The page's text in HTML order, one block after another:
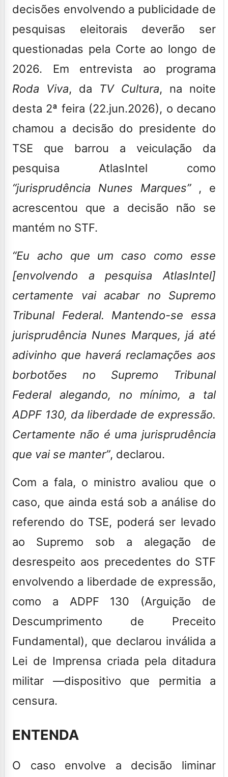
decisões envolvendo a publicidade de
pesquisas eleitorais deverão ser
questionadas pela Corte ao longo de
2026. Em entrevista ao programa
Roda Viva, da TV Cultura, na noite
desta 2ª feira (22.jun.2026), o decano
chamou a decisão do presidente do
TSE que barrou a veiculação da
pesquisa AtlasIntel como
“jurisprudência Nunes Marques”, e
acrescentou que a decisão não se
mantém no STF.
“Eu acho que um caso como esse
[envolvendo a pesquisa AtlasIntel]
certamente vai acabar no Supremo
Tribunal Federal. Mantendo-se essa
jurisprudência Nunes Marques, já até
adivinho que haverá reclamações aos
borbotões no Supremo Tribunal
Federal alegando, no mínimo, a tal
ADPF 130, da liberdade de expressão.
Certamente não é uma jurisprudência
que vai se manter”, declarou.
Com a fala, o ministro avaliou que o
caso, que ainda está sob a análise do
referendo do TSE, poderá ser levado
ao Supremo sob a alegação de
desrespeito aos precedentes do STF
envolvendo a liberdade de expressão,
como a ADPF 130 (Arguição de
Descumprimento de Preceito
Fundamental), que declarou inválida a
Lei de Imprensa criada pela ditadura
militar —dispositivo que permitia a
censura.
ENTENDA
O caso envolve a decisão liminar